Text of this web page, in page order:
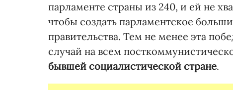
парламенте страны из 240, и ей не
чтобы создать парламентское
правительства. Тем не менее эта
случай на всем
бывшей социалистической стране.